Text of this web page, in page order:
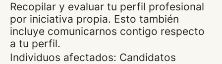
Recopilar y evaluar tu perfil profesional
por iniciativa propia. Esto también
incluye comunicarnos contigo respecto
a tu perfil.
Individuos afectados: Candidatos